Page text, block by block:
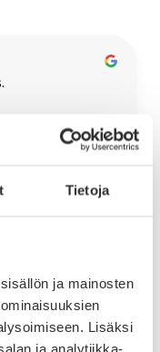
Tietoja
ja mainosten
Lisäksi
ja analytiikka-
helposti ja vaivattomasti!